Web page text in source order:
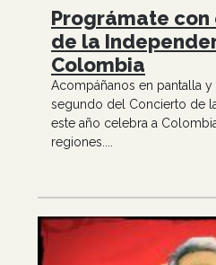
Prográmate con
de la
Colombia
Acompáñanos en pantalla
segundo del Concierto de
este año celebra a
regiones....